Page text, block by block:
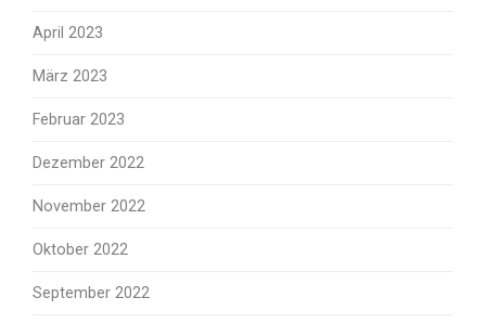
April 2023
März 2023
Februar 2023
Dezember 2022
November 2022
Oktober 2022
September 2022